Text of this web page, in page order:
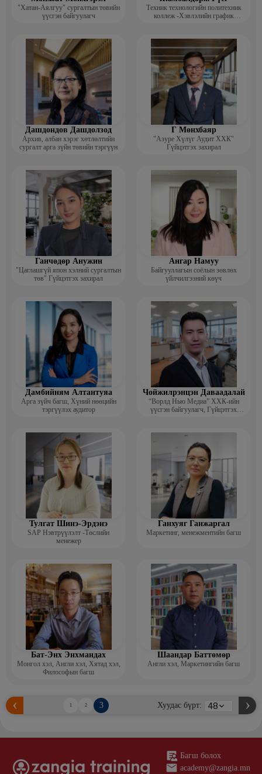
"Хатан-Аялгуу" сургалтын төвийн
үүсгэн байгуулагч
Техник технологийн политехник
коллеж -Хэвлэлийн график
Дашдондов Дашдолзод
Архив, албан хэрэг хөтлөлтийн
сургалт арга зүйн төвийн тэргүүн
Г Мөнхбаяр
"Азуре Хүлүг Аудит ХХК"
Гүйцэтгэх захирал
Ганчөдөр Анужин
"Цаглашгүй япон хэлний сургалтын
төв" Гүйцэтгэх захирал
Ангар Намуу
Байгууллагын соёлын зөвлөх
үйлчилгээний көүч
Дамбийням Алтантуяа
Арга зүйч багш, Хүний нөөцийн
тэргүүлэх аудитор
Чойжилрэнцэн Даваадалай
“Ворлд Нью Медиа” ХХК-ийн
үүсгэн байгуулагч, Гүйцэтгэх
Тулгат Шинэ-Эрдэнэ
SAP Нэвтрүүлэлт -Төслийн
менежер
Ганхуяг Ганжаргал
Маркетинг, менежментийн багш
Бат-Энх Энхмандах
Монгол хэл, Англи хэл, Хятад хэл,
Философын багш
Шаандар Баттөмөр
Англи хэл, Маркетингийн багш
1 2 3 Хуудас бүрт:
Багш болох
academy@zangia.mn